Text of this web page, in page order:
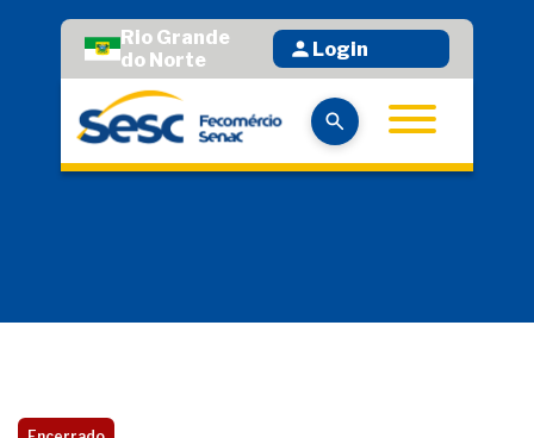
Rio Grande
do Norte
Login